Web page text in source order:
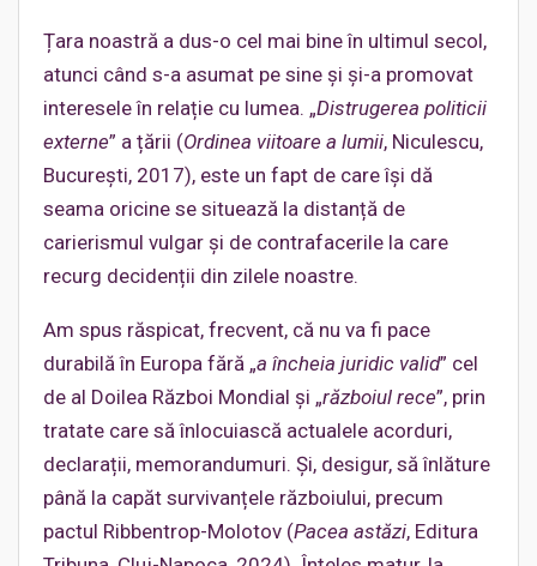
Țara noastră a dus-o cel mai bine în ultimul secol,
atunci când s-a asumat pe sine și și-a promovat
interesele în relație cu lumea. „Distrugerea politicii
externe” a țării (Ordinea viitoare a lumii, Niculescu,
București, 2017), este un fapt de care își dă
seama oricine se situează la distanță de
carierismul vulgar și de contrafacerile la care
recurg decidenții din zilele noastre.
Am spus răspicat, frecvent, că nu va fi pace
durabilă în Europa fără „a încheia juridic valid” cel
de al Doilea Război Mondial și „războiul rece”, prin
tratate care să înlocuiască actualele acorduri,
declarații, memorandumuri. Și, desigur, să înlăture
până la capăt survivanțele războiului, precum
pactul Ribbentrop-Molotov (Pacea astăzi, Editura